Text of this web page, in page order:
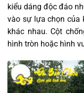
kiểu dáng độc đáo
vào sự lựa chọn của
khác nhau. Cột
hình tròn hoặc hình